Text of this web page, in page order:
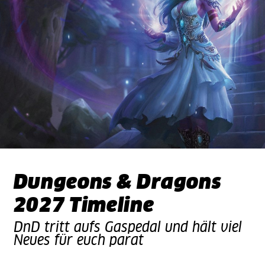
Dungeons & Dragons
2027 Timeline
DnD tritt aufs Gaspedal und hält viel
Neues für euch parat